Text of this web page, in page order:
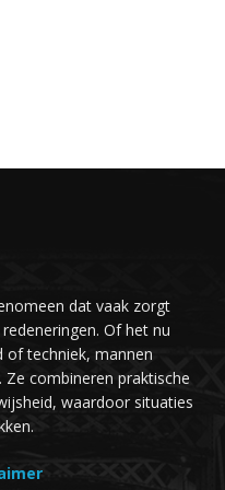
dat vaak zorgt
Of het nu
of techniek, mannen
combineren praktische
waardoor situaties